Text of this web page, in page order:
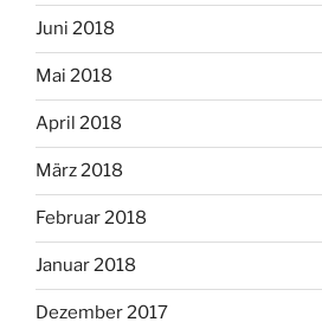
Juni 2018
Mai 2018
April 2018
März 2018
Februar 2018
Januar 2018
Dezember 2017